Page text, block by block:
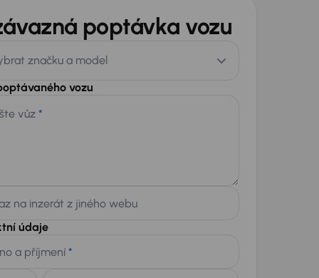
poptávka vozu
značku a model
vozu
vůz *
na inzerát z jiného webu
údaje
a příjmení *